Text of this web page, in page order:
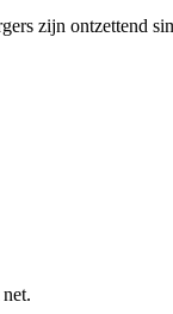
zijn ontzettend